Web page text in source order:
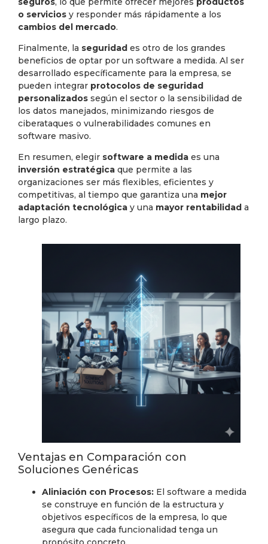
o servicios y responder más rápidamente a los
cambios del mercado.
Finalmente, la seguridad es otro de los grandes
beneficios de optar por un software a medida. Al ser
desarrollado específicamente para la empresa, se
pueden integrar protocolos de seguridad
personalizados según el sector o la sensibilidad de
los datos manejados, minimizando riesgos de
ciberataques o vulnerabilidades comunes en
software masivo.
En resumen, elegir software a medida es una
inversión estratégica que permite a las
organizaciones ser más flexibles, eficientes y
competitivas, al tiempo que garantiza una mejor
adaptación tecnológica y una mayor rentabilidad a
largo plazo.
Ventajas en Comparación con
Soluciones Genéricas
Aliniación con Procesos: El software a medida
se construye en función de la estructura y
objetivos específicos de la empresa, lo que
asegura que cada funcionalidad tenga un